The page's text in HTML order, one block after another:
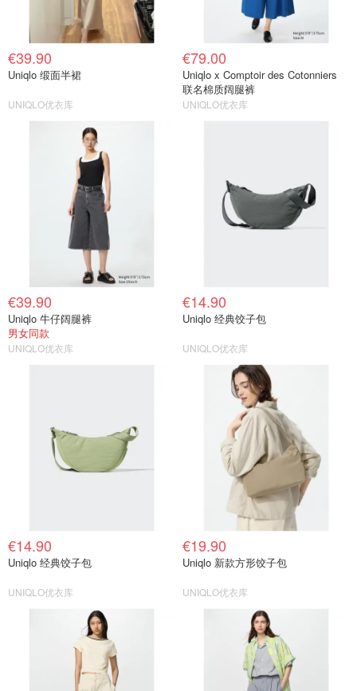
€39.90
Uniqlo 缎面半裙
UNIQLO优衣库
€79.00
Uniqlo x Comptoir des Cotonniers
联名棉质阔腿裤
UNIQLO优衣库
€39.90
Uniqlo 牛仔阔腿裤
男女同款
UNIQLO优衣库
€14.90
Uniqlo 经典饺子包
UNIQLO优衣库
€14.90
Uniqlo 经典饺子包
UNIQLO优衣库
€19.90
Uniqlo 新款方形饺子包
UNIQLO优衣库